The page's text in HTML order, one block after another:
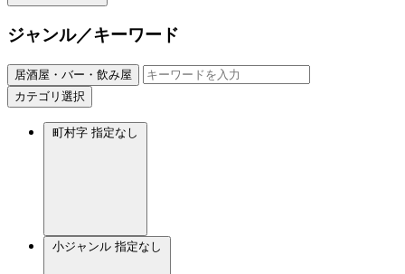
ジャンル／キーワード
居酒屋・バー・飲み屋
カテゴリ選択
町村字 指定なし
小ジャンル 指定なし